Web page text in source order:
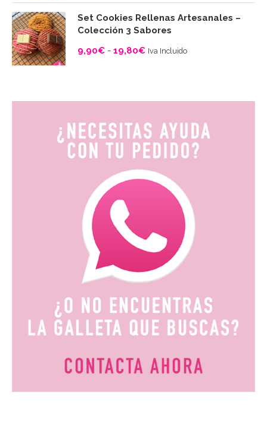
precios:
desde
3,50€
hasta
Set Cookies Rellenas Artesanales –
Colección 3 Sabores
9,90€ - 19,80€
Rango
Iva Incluido